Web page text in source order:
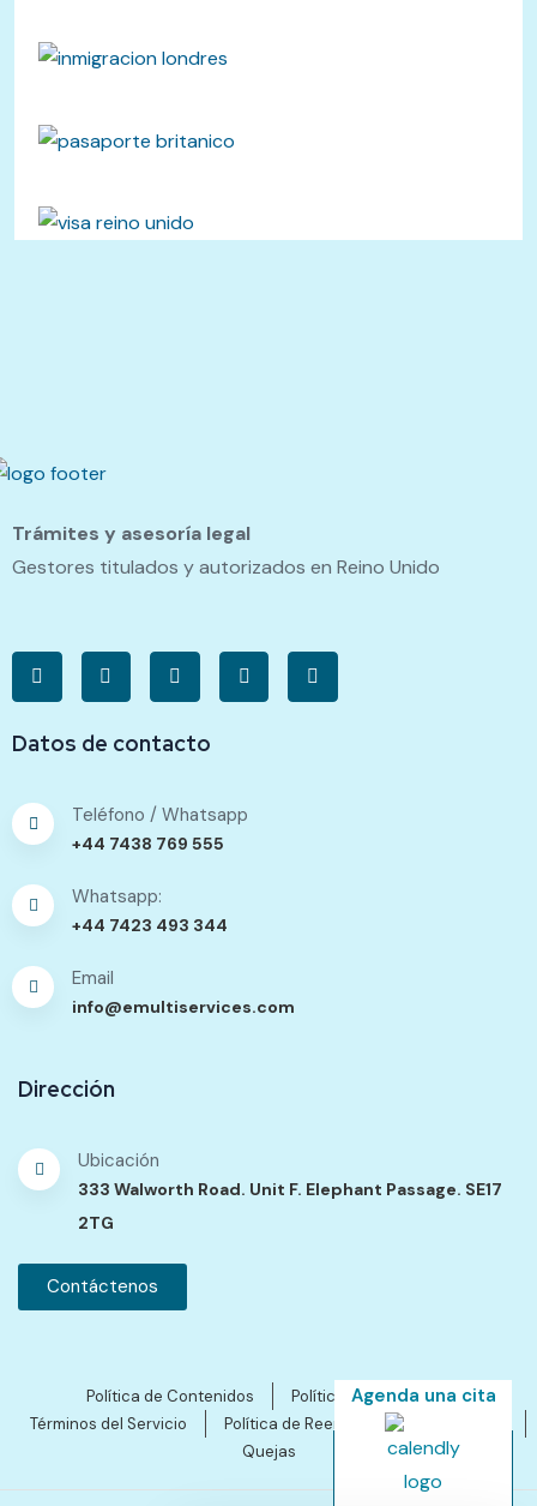
Trámites y asesoría legal
Gestores titulados y autorizados en Reino Unido
Datos de contacto
Teléfono / Whatsapp
+44 7438 769 555
Whatsapp:
+44 7423 493 344
Email
info@emultiservices.com
Dirección
Ubicación
333 Walworth Road. Unit F. Elephant Passage. SE17
2TG
Contáctenos
Política de Contenidos
Política de Privacidad
Términos del Servicio
Política de Reembolsos y Cancelación
Quejas
Agenda una cita